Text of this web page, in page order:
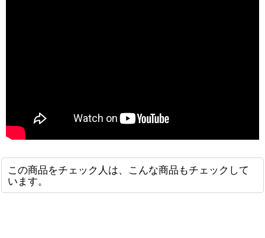
この商品をチェック人は、こんな商品もチェックして
います。